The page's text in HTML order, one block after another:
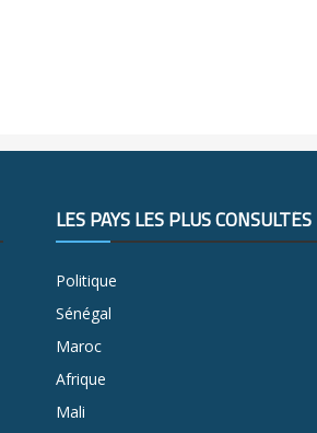
LES PAYS LES PLUS CONSULTÉS
Politique
Sénégal
Maroc
Afrique
Mali